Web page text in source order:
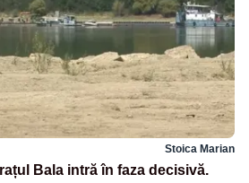
Stoica Marian
Bala intră în faza decisivă.